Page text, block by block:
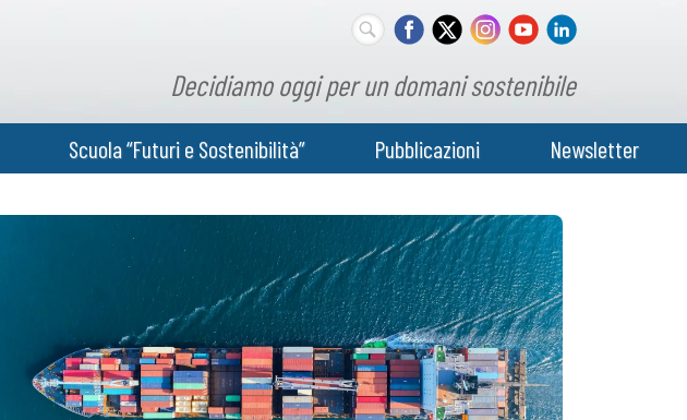
Decidiamo oggi per un domani sostenibile
Scuola “Futuri e Sostenibilità” Pubblicazioni Newsletter